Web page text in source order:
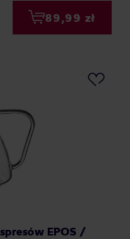
89,99 zł
EPOS /